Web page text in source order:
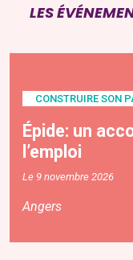
LES
CONSTRUIRE SON
Épide: un
l’emploi
Le 9 novembre 2026
Angers